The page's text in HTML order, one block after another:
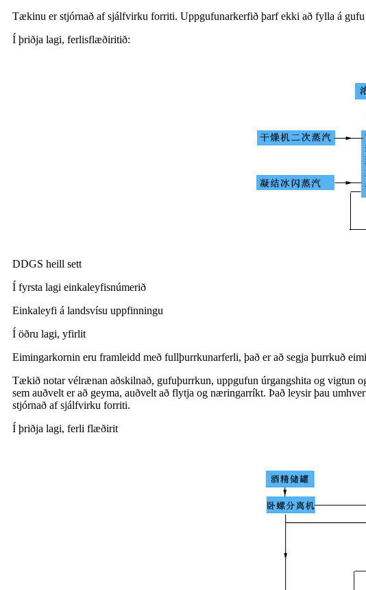
Tækinu er stjórnað af sjálfvirku forriti. Uppgufunarkerfið þarf ekki að fylla á gufu
Í þriðja lagi, ferlisflæðiritið:
DDGS heill sett
Í fyrsta lagi einkaleyfisnúmerið
Einkaleyfi á landsvísu uppfinningu
Í öðru lagi, yfirlit
Eimingarkornin eru framleidd með fullþurrkunarferli, það er að segja þurrkuð
Tækið notar vélrænan aðskilnað, gufuþurrkun, uppgufun úrgangshita og vigtun
sem auðvelt er að geyma, auðvelt að flytja og næringarríkt. Það leysir þau
stjórnað af sjálfvirku forriti.
Í þriðja lagi, ferli flæðirit